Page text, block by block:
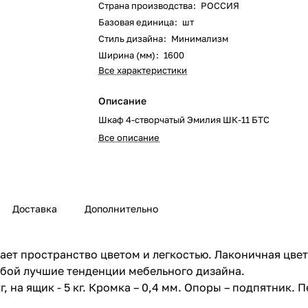
Страна производства: РОССИЯ
Базовая единица: шт
Стиль дизайна: Минимализм
Ширина (мм): 1600
Все характеристики
Описание
Шкаф 4-створчатый Эмилия ШК-11 БТС
Все описание
Доставка Дополнительно
пространство цветом и легкостью. Лаконичная
лучшие тенденции мебельного дизайна.
на ящик - 5 кг. Кромка – 0,4 мм. Опоры – подпятник.